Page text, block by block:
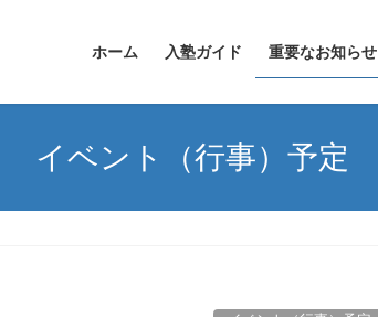
ホーム 入塾ガイド 重要なお知らせ
イベント（行事）予定